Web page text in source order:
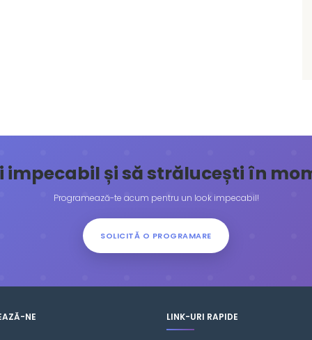
impecabil și să strălucești în
Programează-te acum pentru un look impecabil!
SOLICITĂ O PROGRAMARE
NE LINK-URI RAPIDE